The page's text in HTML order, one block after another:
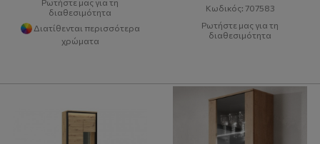
Ρωτήστε μας για τη
διαθεσιμότητα
Διατίθενται περισσότερα
χρώματα
Κωδικός: 707583
Ρωτήστε μας για τη
διαθεσιμότητα